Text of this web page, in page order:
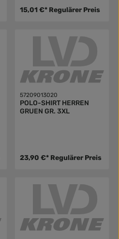
15,01 €* Regulärer Preis
57209013020
POLO-SHIRT HERREN
GRUEN GR. 3XL
23,90 €* Regulärer Preis